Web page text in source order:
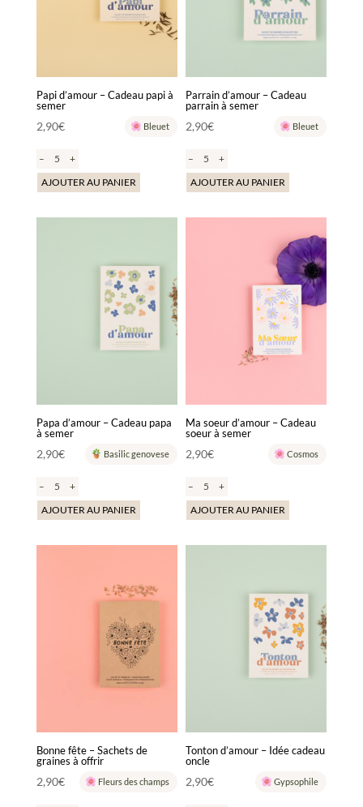
Papi d’amour – Cadeau papi à
semer
2,90€ Bleuet
–
+
AJOUTER AU PANIER
Parrain d’amour – Cadeau
parrain à semer
2,90€ Bleuet
–
+
AJOUTER AU PANIER
Papa d’amour – Cadeau papa
à semer
2,90€ Basilic genovese
–
+
AJOUTER AU PANIER
Ma soeur d’amour – Cadeau
soeur à semer
2,90€ Cosmos
–
+
AJOUTER AU PANIER
Bonne fête – Sachets de
graines à offrir
2,90€ Fleurs des champs
Tonton d’amour – Idée cadeau
oncle
2,90€ Gypsophile